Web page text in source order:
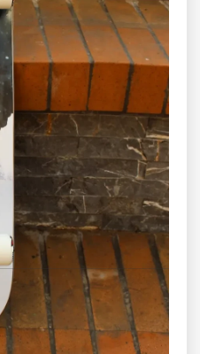
مخصوص و پیچ‌گوشتی L چهار سو و آلن
✅ مناسب برای:
اسکیترهایی که ابزار
یا مبتدی‌هایی که
🥇 پکیج طلایی
اسکیت‌برد کامل